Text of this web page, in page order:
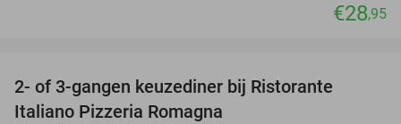
€28,95
2- of 3-gangen keuzediner bij Ristorante
Italiano Pizzeria Romagna